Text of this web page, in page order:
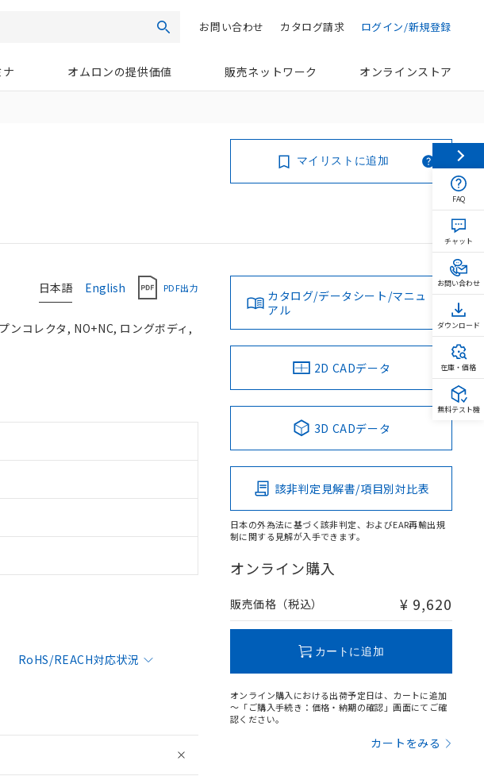
検索 ログイン/新規登録
カタログ請求
お問い合わせ
オムロンの提供価値 販売ネットワーク オンラインストア
マイリストに追加
日本語 English PDF出力
ンコレクタ, NO+NC, ロングボディ,
RoHS/REACH対応状況
カタログ/データシート/マニュ
アル
2D CADデータ
3D CADデータ
該非判定見解書/項目別対比表
日本の外為法に基づく該非判定、およびEAR再輸出規
制に関する見解が入手できます。
オンライン購入
販売価格（税込） ¥ 9,620
カートに追加
オンライン購入における出荷予定日は、カートに追加
～「ご購入手続き：価格・納期の確認」画面にてご確
認ください。
カートをみる
FAQ
チャット
お問い合わせ
ダウンロード
在庫・価格
無料テスト機